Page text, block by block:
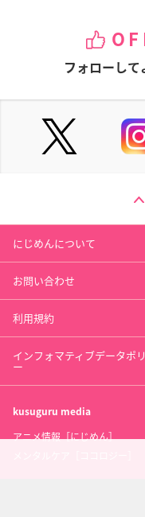
フォローして
にじめんについて
お問い合わせ
利用規約
インフォマティブデータポ
ー
kusuguru media
アニメ情報［にじめん］